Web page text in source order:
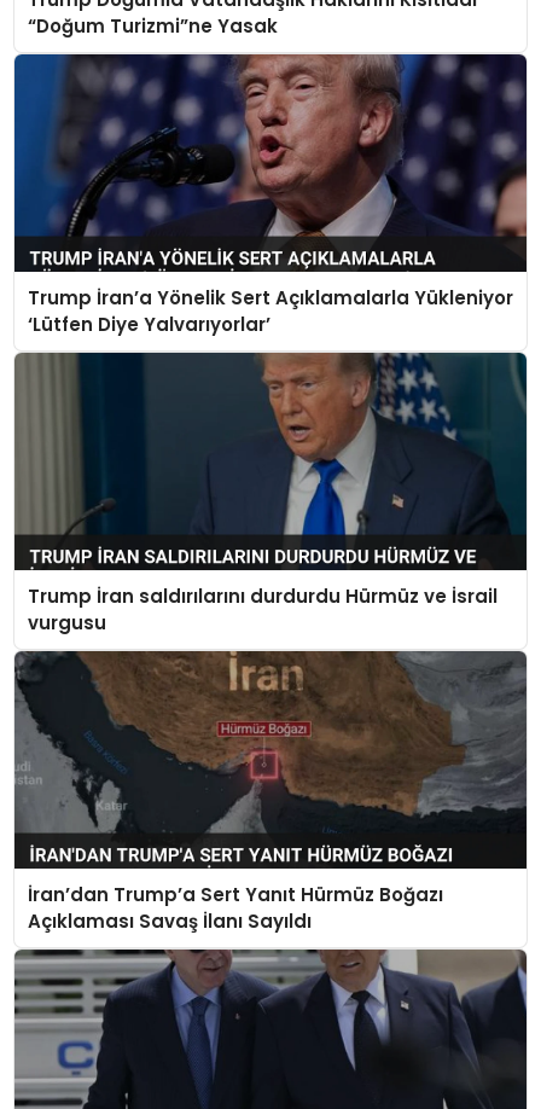
SIYASET
EĞITIM
YAŞAM
“Doğum Turizmi”ne Yasak
Trump İran’a Yönelik Sert Açıklamalarla Yükleniyor
‘Lütfen Diye Yalvarıyorlar’
Trump İran saldırılarını durdurdu Hürmüz ve İsrail
vurgusu
İran’dan Trump’a Sert Yanıt Hürmüz Boğazı
Açıklaması Savaş İlanı Sayıldı